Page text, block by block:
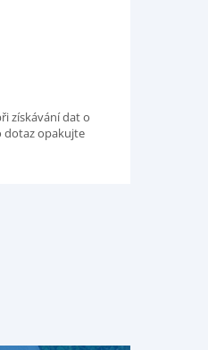
získávání dat o
dotaz opakujte